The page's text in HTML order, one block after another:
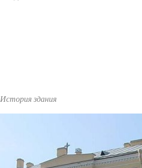
История здания